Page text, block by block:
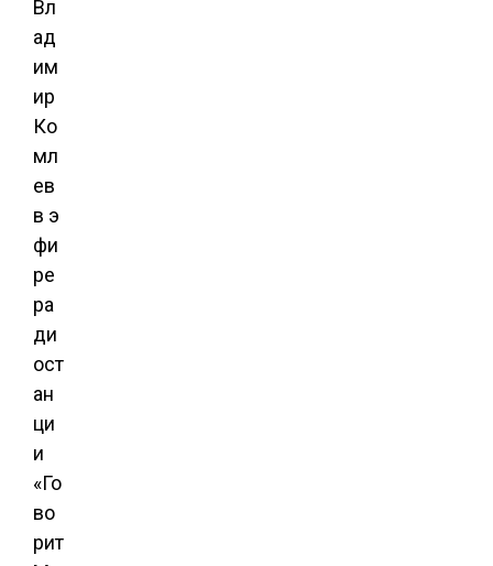
Вл
ад
им
ир
Ко
мл
ев
в э
фи
ре
ра
ди
ост
ан
ци
и
«Го
во
рит